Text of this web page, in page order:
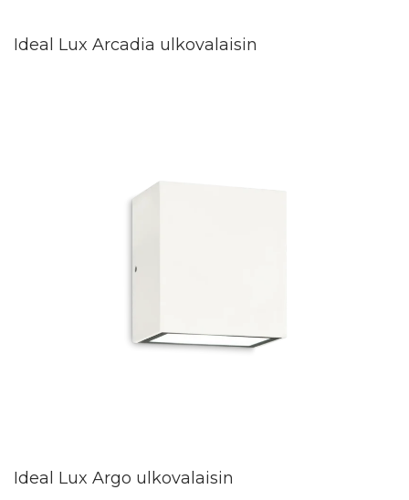
Ideal Lux Arcadia ulkovalaisin
Ideal Lux Argo ulkovalaisin